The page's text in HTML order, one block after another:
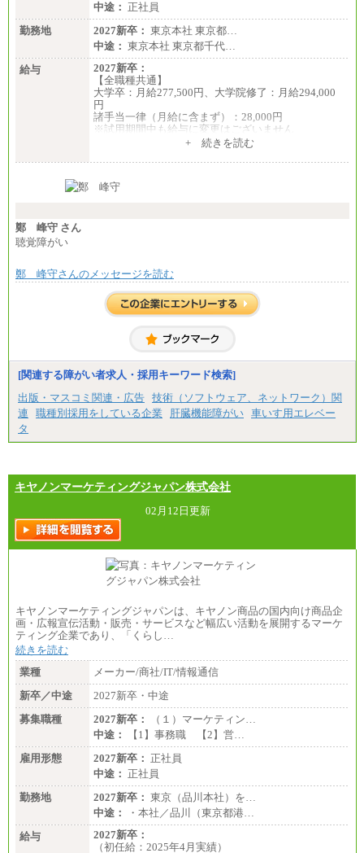
中途： 正社員
勤務地
2027新卒： 東京本社 東京都…
中途： 東京本社 東京都千代…
給与
2027新卒：
【全職種共通】
大学卒：月給277,500円、大学院修了：月給294,000
円
諸手当一律（月給に含まず）：28,000円
※試用期間中も給与に変更はございません
月給370,000円～
ます。
+ 続きを読む
鄭 峰守 さん
聴覚障がい
鄭 峰守さんのメッセージを読む
[関連する障がい者求人・採用キーワード検索]
出版・マスコミ関連・広告 技術（ソフトウェア、ネットワーク）関
連
職種別採用をしている企業 肝臓機能障がい 車いす用エレベー
タ
キヤノンマーケティングジャパン株式会社
02月12日更新
キヤノンマーケティングジャパンは、キヤノン商品の国内向け商品企
画・広報宣伝活動・販売・サービスなど幅広い活動を展開するマーケ
ティング企業であり、「くらし…
続きを読む
業種
メーカー/商社/IT/情報通信
新卒／中途
2027新卒・中途
募集職種
2027新卒：
（１）マーケティン…
中途：
【1】事務職 【2】営…
雇用形態
2027新卒： 正社員
中途： 正社員
勤務地
2027新卒： 東京（品川本社）を…
中途：
・本社／品川（東京都港…
給与
2027新卒：
（初任給：2025年4月実績）